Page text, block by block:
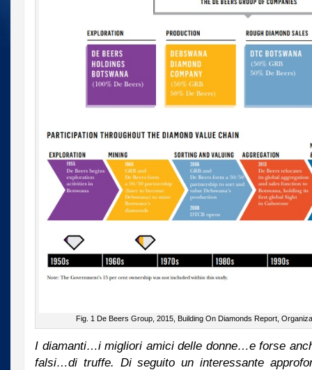
Fig. 1 De Beers Group, 2015, Building On Diamonds Report,
I diamanti…i migliori amici delle donne…e forse
falsi…di truffe. Di seguito un interessante